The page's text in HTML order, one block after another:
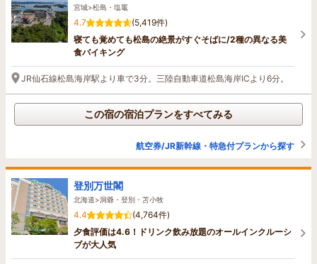
宮城>松島・塩竈
4.7
(5,419件)
寝ても覚めても松島の絶景がすぐそばに/2種の異なる美
食バイキング
JR仙石線松島海岸駅より車で3分。三陸自動車道松島海岸ICより6分。
この宿の宿泊プランをすべてみる
航空券/JR新幹線・特急付プランから探す
登別万世閣
北海道>洞爺・登別・苫小牧
4.4
(4,764件)
夕食評価は4.6！ドリンク飲み放題のオールインクルーシ
ブが大人気